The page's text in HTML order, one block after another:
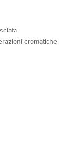
cromatiche